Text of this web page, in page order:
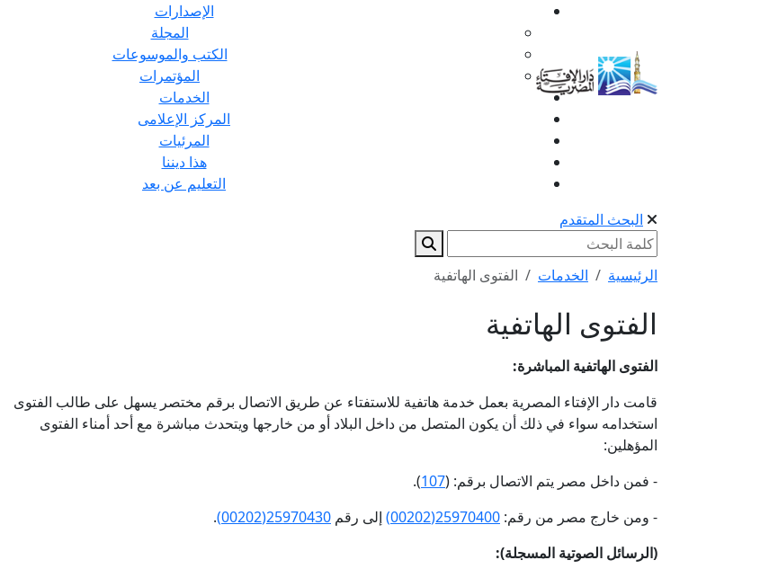
الإصدارات
المجلة
الكتب والموسوعات
المؤتمرات
الخدمات
المركز الإعلامى
المرئيات
هذا ديننا
التعليم عن بعد
البحث المتقدم
الرئيسية الخدمات الفتوى الهاتفية
الفتوى الهاتفية
الفتوى الهاتفية المباشرة:
قامت دار الإفتاء المصرية بعمل خدمة هاتفية للاستفتاء عن طريق الاتصال برقم مختصر يسهل على طالب الفتوى
استخدامه سواء في ذلك أن يكون المتصل من داخل البلاد أو من خارجها ويتحدث مباشرة مع أحد أمناء الفتوى
المؤهلين:
- فمن داخل مصر يتم الاتصال برقم: (107
).
- ومن خارج مصر من رقم: 25970400(00202) إلى رقم 25970430(00202)
.
(الرسائل الصوتية المسجلة):